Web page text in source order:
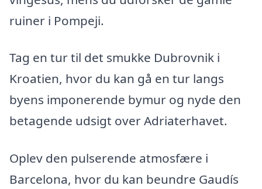
ruiner i Pompeji.
Tag en tur til det smukke Dubrovnik i
Kroatien, hvor du kan gå en tur langs
byens imponerende bymur og nyde den
betagende udsigt over Adriaterhavet.
Oplev den pulserende atmosfære i
Barcelona, hvor du kan beundre Gaudís